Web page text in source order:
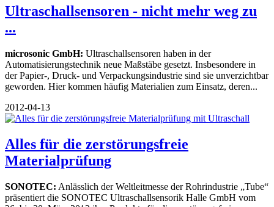
Ultraschallsensoren - nicht mehr weg zu
...
microsonic GmbH: Ultraschallsensoren haben in der
Automatisierungstechnik neue Maßstäbe gesetzt. Insbesondere in
der Papier-, Druck- und Verpackungsindustrie sind sie unverzichtbar
geworden. Hier kommen häufig Materialien zum Einsatz, deren...
2012-04-13
Alles für die zerstörungsfreie
Materialprüfung
SONOTEC: Anlässlich der Weltleitmesse der Rohrindustrie „Tube“
präsentiert die SONOTEC Ultraschallsensorik Halle GmbH vom